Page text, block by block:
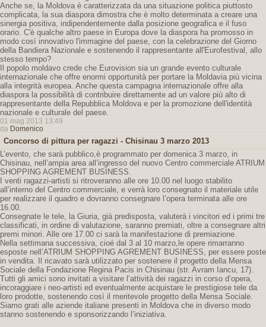
Anche se, la Moldova è caratterizzata da una situazione politica piuttosto
complicata, la sua diaspora dimostra che è molto determinata a creare una
sinergia positiva, indipendentemente dalla posizione geografica e il fuso
orario. C'è qualche altro paese in Europa dove la diaspora ha promosso in
modo così innovativo l'immagine del paese, con la celebrazione del Giorno
della Bandiera Nazionale e sostenendo il rappresentante all'Eurofestival, allo
stesso tempo?
Il popolo moldavo crede che Eurovision sia un grande evento culturale
internazionale che offre enormi opportunità per portare la Moldavia più vicina
alla integrità europea. Anche questa campagna internazionale offre alla
diaspora la possibilità di contribuire direttamente ad un valore più alto di
rappresentante della Repubblica Moldova e per la promozione dell'identità
nazionale e culturale del paese.
01 mag 2013 13:49
da Domenico
Concorso di pittura per ragazzi - Chisinau 3 marzo 2013
L’evento, che sarà pubblico,è programmato per domenica 3 marzo, in
Chisinau, nell’ampia area all’ingresso del nuovo Centro commerciale ATRIUM
SHOPPING AGREMENT BUSINESS.
I venti ragazzi-artisti si ritroveranno alle ore 10.00 nel luogo stabilito
all’interno del Centro commerciale, e verrà loro consegnato il materiale utile
per realizzare il quadro e dovranno consegnare l’opera terminata alle ore
16.00.
Consegnate le tele, la Giuria, già predisposta, valuterà i vincitori ed i primi tre
classificati, in ordine di valutazione, saranno premiati, oltre a consegnare altri
premi minori. Alle ore 17.00 ci sarà la manifestazione di premiazione.
Nella settimana successiva, cioé dal 3 al 10 marzo,le opere rimarranno
esposte nell’ATRIUM SHOPPING AGREMENT BUSINESS, per essere poste
in vendita. Il ricavato sarà utilizzato per sostenere il progetto della Mensa
Sociale della Fondazione Regina Pacis in Chisinau (str. Avram Iancu, 17).
Tutti gli amici sono invitati a visitare l’attività dei ragazzi in corso d’opera,
incoraggiare i neo-artisti ed eventualmente acquistare le prestigiose tele da
loro prodotte, sostenendo così il meritevole progetto della Mensa Sociale.
Siamo grati alle aziende italiane presenti in Moldova che in diverso modo
stanno sostenendo e sponsorizzando l’iniziativa.